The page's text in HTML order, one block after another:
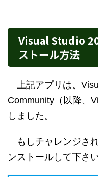
Visual Studio
ストール方法
上記アプリは、
Community（以降、
しました。
もしチャレンジさ
ンストールして下さい